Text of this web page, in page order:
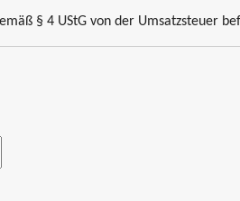
§ 4 UStG von der Umsatzsteuer